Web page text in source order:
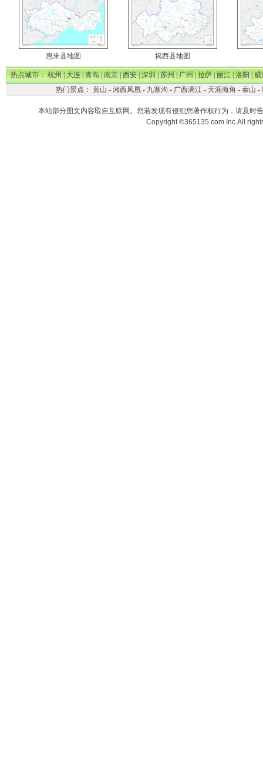
惠来县地图 揭西县地图
热点城市：杭州|大连|青岛|南京|西安|深圳|苏州|广州|拉萨|丽江|洛阳|威
热门景点： 黄山 - 湘西凤凰- 九寨沟 - 广西漓江- 天涯海角 - 泰山 -
本站部分图文内容取自互联网。您若发现有侵犯您著作权行为，请及时
Copyright ©365135.com Inc.All